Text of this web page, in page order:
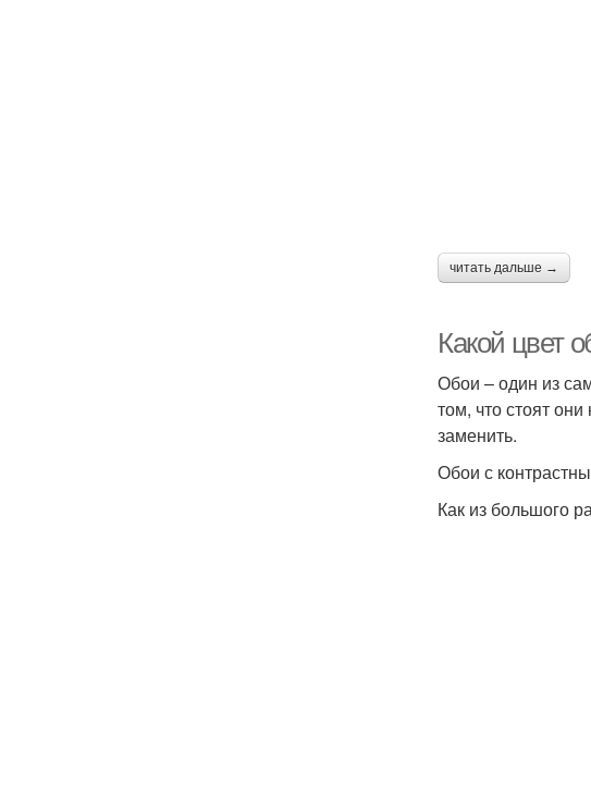
читать дальше →
Какой цвет
Обои – один из
том, что стоят
заменить.
Обои с
Как из большого